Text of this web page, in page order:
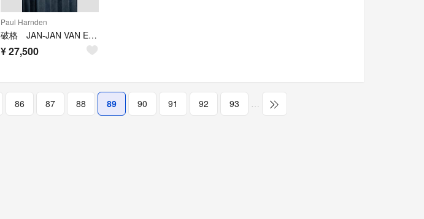
Paul Harnden
破格 JAN-JAN VAN ESSCHE 羽織ジャケット
¥27,500
86 87 88 89 90 91 92 93 …